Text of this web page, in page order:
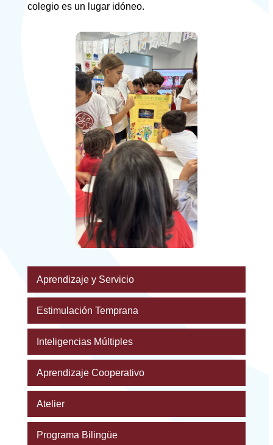
colegio es un lugar idóneo.
Aprendizaje y Servicio
Estimulación Temprana
Inteligencias Múltiples
Aprendizaje Cooperativo
Atelier
Programa Bilingüe